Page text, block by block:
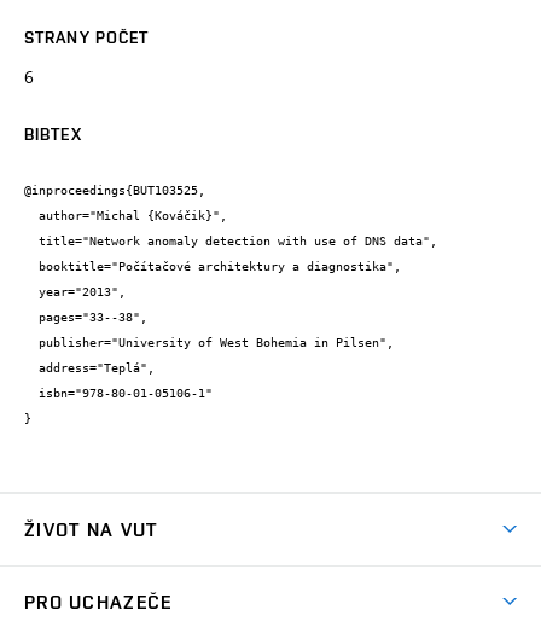
STRANY POČET
6
BIBTEX
@inproceedings{BUT103525,
}
ŽIVOT NA VUT
PRO UCHAZEČE